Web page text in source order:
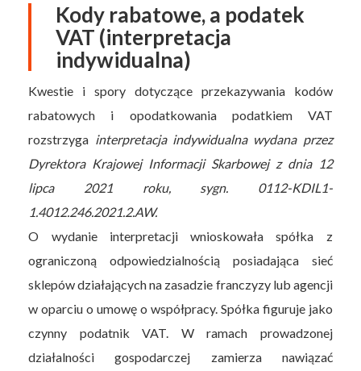
Kody rabatowe, a podatek
VAT (interpretacja
indywidualna)
Kwestie i spory dotyczące przekazywania kodów
rabatowych i opodatkowania podatkiem VAT
rozstrzyga interpretacja indywidualna wydana przez
Dyrektora Krajowej Informacji Skarbowej z dnia 12
lipca 2021 roku, sygn. 0112-KDIL1-
1.4012.246.2021.2.AW.
O wydanie interpretacji wnioskowała spółka z
ograniczoną odpowiedzialnością posiadająca sieć
sklepów działających na zasadzie franczyzy lub agencji
w oparciu o umowę o współpracy. Spółka figuruje jako
czynny podatnik VAT. W ramach prowadzonej
działalności gospodarczej zamierza nawiązać